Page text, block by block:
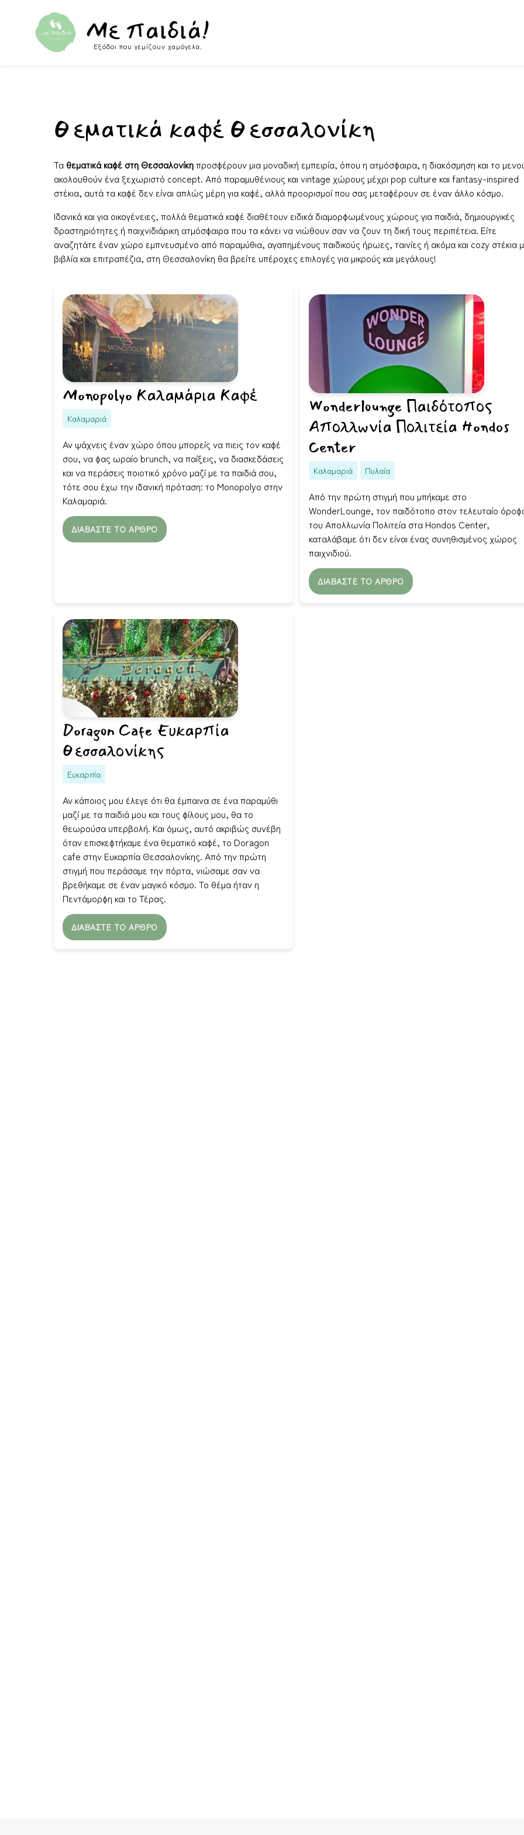
Με παιδιά!
Εξόδοι που γεμίζουν χαμόγελα.
Θεματικά καφέ Θεσσαλονίκη
Τα θεματικά καφέ στη Θεσσαλονίκηπροσφέρουν μια μοναδική εμπειρία, όπου η ατμόσφαιρα, η διακόσμηση και το
ακολουθούν ένα ξεχωριστό concept. Από παραμυθένιους και vintage χώρους μέχρι pop culture και fantasy-inspired
στέκια, αυτά τα καφέ δεν είναι απλώς μέρη για καφέ, αλλά προορισμοί που σας μεταφέρουν σε έναν άλλο κόσμο.
Ιδανικά και για οικογένειες, πολλά θεματικά καφέ διαθέτουν ειδικά διαμορφωμένους χώρους για παιδιά, δημιουργικές
δραστηριότητες ή παιχνιδιάρικη ατμόσφαιρα που τα κάνει να νιώθουν σαν να ζουν τη δική τους περιπέτεια. Είτε
αναζητάτε έναν χώρο εμπνευσμένο από παραμύθια, αγαπημένους παιδικούς ήρωες, ταινίες ή ακόμα και cozy στέκια
βιβλία και επιτραπέζια, στη Θεσσαλονίκη θα βρείτε υπέροχες επιλογές για μικρούς και μεγάλους!
Monopolyo Καλαμάρια Καφέ
Καλαμαριά
Αν ψάχνεις έναν χώρο όπου μπορείς να πιεις τον καφέ
σου, να φας ωραίο brunch, να παίξεις, να διασκεδάσεις
και να περάσεις ποιοτικό χρόνο μαζί με τα παιδιά σου,
τότε σου έχω την ιδανική πρόταση: το Monopolyo στην
Καλαμαριά.
ΔΙΑΒΆΣΤΕ ΤΟ ΆΡΘΡΟ
Wonderlounge Παιδότοπος
Απολλωνία Πολιτεία Hondos
Center
Καλαμαριά Πυλαία
Από την πρώτη στιγμή που μπήκαμε στο
WonderLounge, τον παιδότοπο στον τελευταίο
του Απολλωνία Πολιτεία στα Hondos Center,
καταλάβαμε ότι δεν είναι ένας συνηθισμένος χώρος
παιχνιδιού.
ΔΙΑΒΆΣΤΕ ΤΟ ΆΡΘΡΟ
Doragon Cafe Ευκαρπία
Θεσσαλονίκης
Ευκαρπία
Αν κάποιος μου έλεγε ότι θα έμπαινα σε ένα παραμύθι
μαζί με τα παιδιά μου και τους φίλους μου, θα το
θεωρούσα υπερβολή. Και όμως, αυτό ακριβώς συνέβη
όταν επισκεφτήκαμε ένα θεματικό καφέ, το Doragon
cafe στην Ευκαρπία Θεσσαλονίκης. Από την πρώτη
στιγμή που περάσαμε την πόρτα, νιώσαμε σαν να
βρεθήκαμε σε έναν μαγικό κόσμο. Το θέμα ήταν η
Πεντάμορφη και το Τέρας.
ΔΙΑΒΆΣΤΕ ΤΟ ΆΡΘΡΟ